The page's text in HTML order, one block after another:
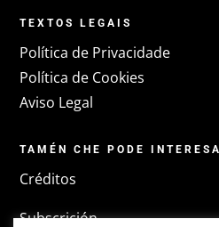
TEXTOS LEGAIS
Política de Privacidade
Política de Cookies
Aviso Legal
TAMÉN CHE PODE
Créditos
Subscrición